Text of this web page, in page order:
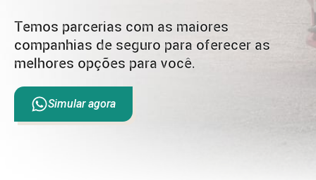
Temos parcerias com as maiores
companhias de seguro para oferecer as
melhores opções para você.
Simular agora